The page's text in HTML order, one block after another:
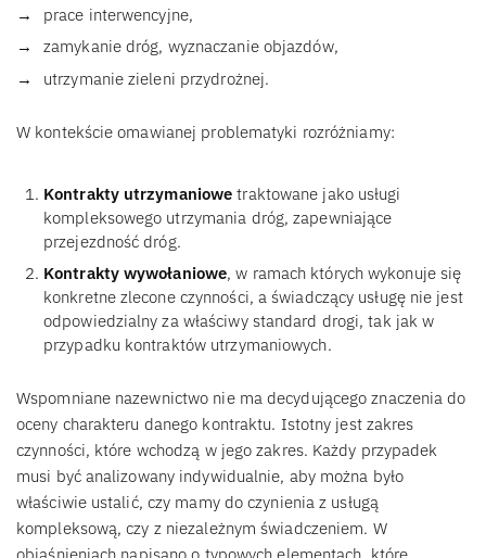
prace interwencyjne,
zamykanie dróg, wyznaczanie objazdów,
utrzymanie zieleni przydrożnej.
W kontekście omawianej problematyki rozróżniamy:
Kontrakty utrzymaniowe traktowane jako usługi
kompleksowego utrzymania dróg, zapewniające
przejezdność dróg.
Kontrakty wywołaniowe, w ramach których wykonuje się
konkretne zlecone czynności, a świadczący usługę nie jest
odpowiedzialny za właściwy standard drogi, tak jak w
przypadku kontraktów utrzymaniowych.
Wspomniane nazewnictwo nie ma decydującego znaczenia do
oceny charakteru danego kontraktu. Istotny jest zakres
czynności, które wchodzą w jego zakres. Każdy przypadek
musi być analizowany indywidualnie, aby można było
właściwie ustalić, czy mamy do czynienia z usługą
kompleksową, czy z niezależnym świadczeniem. W